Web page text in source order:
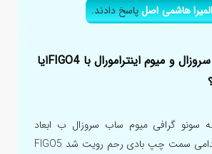
هاشمی اصلپاسخ دادند.
میوم رحم ساب سروزال و میوم اینترامورال با FIGO4ایا
خانم 53ساله سونو گرافی میوم ساب سروزال ب ابعاد
13*18دردیواره قدامی سمت چپ بادی رحم رویت شد FIGO5